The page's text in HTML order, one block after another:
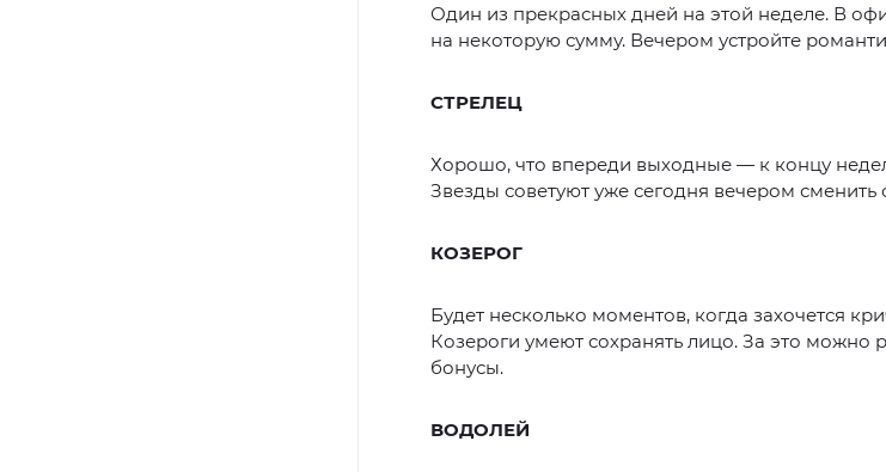
Один из прекрасных дней на этой неделе. В
на некоторую сумму. Вечером устройте
СТРЕЛЕЦ
Хорошо, что впереди выходные — к концу
Звезды советуют уже сегодня вечером сменить
КОЗЕРОГ
Будет несколько моментов, когда захочется
Козероги умеют сохранять лицо. За это можно
бонусы.
ВОДОЛЕЙ